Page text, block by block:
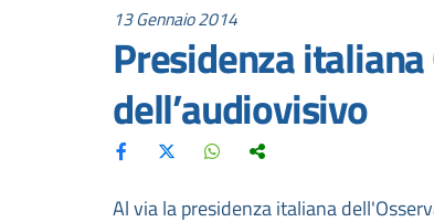
13 Gennaio 2014
Presidenza
dell’audiovisivo
Al via la presidenza italiana